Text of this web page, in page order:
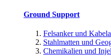
Ground Support
Felsanker und
Stahlmatten und
Chemikalien und